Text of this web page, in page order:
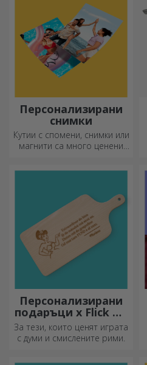
Персонализирани
снимки
Кутии с спомени, снимки или
магнити са много ценени
любимите си снимки и
Персонализирани
подаръци x Flick Mr
Rima
За тези, които ценят играта
с думи и смислените рими.